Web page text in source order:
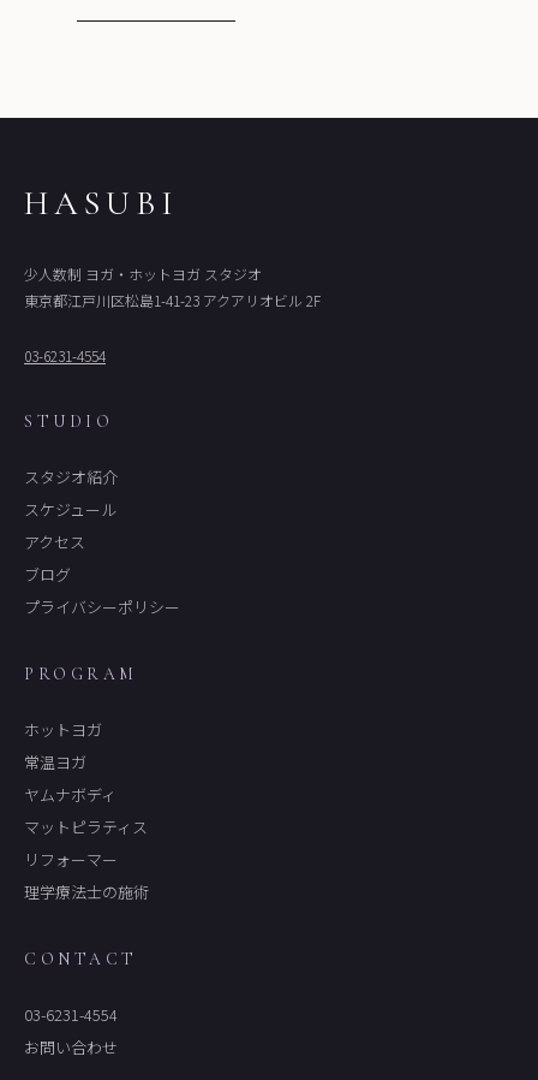
HASUBI
少人数制 ヨガ・ホットヨガ スタジオ
東京都江戸川区松島1-41-23 アクアリオビル 2F
03-6231-4554
STUDIO
スタジオ紹介
スケジュール
アクセス
ブログ
プライバシーポリシー
PROGRAM
ホットヨガ
常温ヨガ
ヤムナボディ
マットピラティス
リフォーマー
理学療法士の施術
CONTACT
03-6231-4554
お問い合わせ